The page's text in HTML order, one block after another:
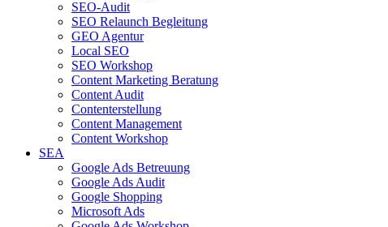
SEO-Audit
SEO Relaunch Begleitung
GEO Agentur
Local SEO
SEO Workshop
Content Marketing Beratung
Content Audit
Contenterstellung
Content Management
Content Workshop
SEA
Google Ads Betreuung
Google Ads Audit
Google Shopping
Microsoft Ads